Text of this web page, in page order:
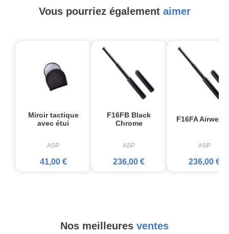
Vous pourriez également aimer
Miroir tactique
avec étui
ASP
41,00 €
F16FB Black
Chrome
ASP
236,00 €
F16FA
ASP
236,00 €
Nos meilleures ventes